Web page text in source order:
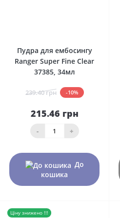
Пудра для ембосингу
Ranger Super Fine Clear
37385, 34мл
239.40 грн -10%
215.46 грн
- +
До
кошика
Ціну знижено !!!